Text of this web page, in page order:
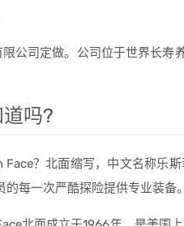
公司定做。公司位于世界长寿
吗?
？北面缩写，中文名称乐
每一次严酷探险提供专业装备